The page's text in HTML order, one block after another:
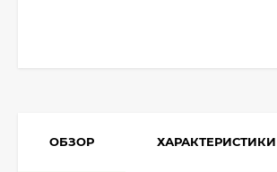
ОБЗОР ХАРАКТЕРИСТИКИ